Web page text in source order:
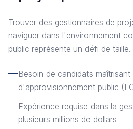
Trouver des gestionnaires de
naviguer dans l'environnement
public représente un défi de taille.
Besoin de candidats
d'approvisionnement public
Expérience requise dans la
plusieurs millions de dollars